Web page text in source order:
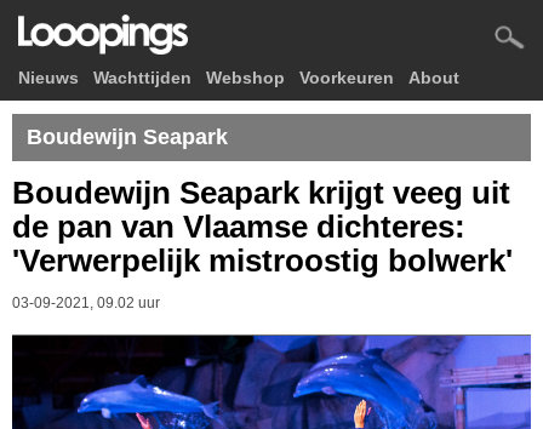
Nieuws Wachttijden Webshop Voorkeuren About
Boudewijn Seapark
Boudewijn Seapark krijgt veeg uit
de pan van Vlaamse dichteres:
'Verwerpelijk mistroostig bolwerk'
03-09-2021, 09.02 uur